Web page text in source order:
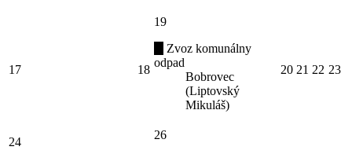
17 18
19
Zvoz komunálny
odpad
Bobrovec
(Liptovský
Mikuláš)
20 21 22 23
24
26